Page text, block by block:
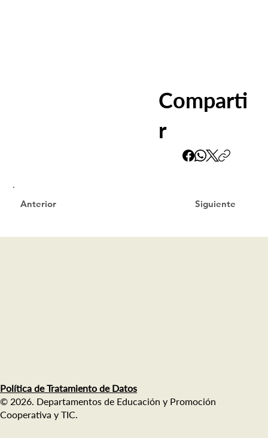
Comparti
r
Siguiente
Anterior
Política de Tratamiento de Datos
© 2026. Departamentos de Educación y Promoción
Cooperativa y TIC.